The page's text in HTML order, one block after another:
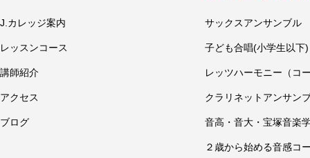
J.カレッジ案内
レッスンコース
講師紹介
アクセス
ブログ
サックスアンサンブル
子ども合唱(小学生以下)
レッツハーモニー（コ
クラリネットアンサン
音高・音大・宝塚音楽
２歳から始める音感コ